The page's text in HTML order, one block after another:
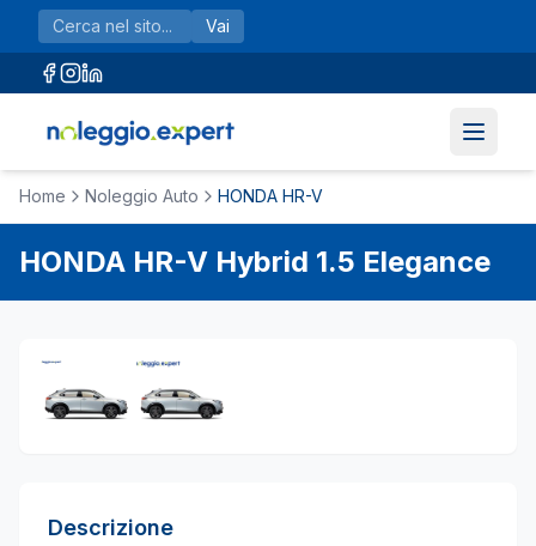
Vai al contenuto principale
Vai
Home Noleggio Auto HONDA HR-V
HONDA HR-V Hybrid 1.5 Elegance
Descrizione